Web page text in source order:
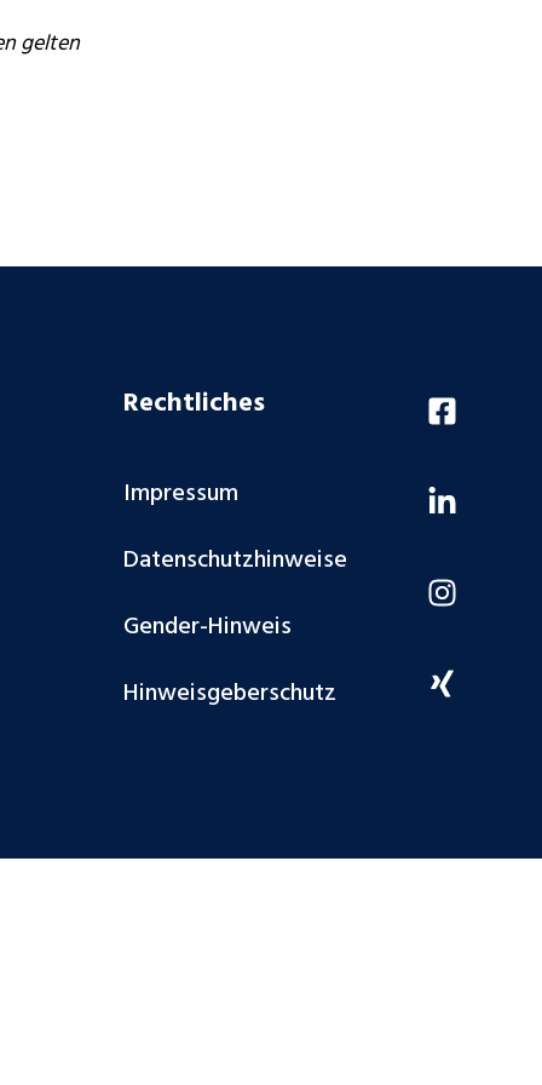
gelten
Rechtliches
Impressum
Datenschutzhinweise
Gender-Hinweis
Hinweisgeberschutz